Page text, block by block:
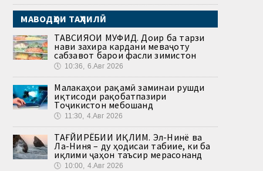
МАВОДҲОИ ТАҲЛИЛӢ
ТАВСИЯҲОИ МУФИД. Доир ба тарзи
нави захира кардани меваҷоту
сабзавот барои фасли зимистон
🕔 10:36, 6.Авг 2026
Малакаҳои рақамӣ заминаи рушди
иқтисоди рақобатпазири
Тоҷикистон мебошанд
🕔 11:30, 4.Авг 2026
ТАҒЙИРЁБИИ ИҚЛИМ. Эл-Нинё ва
Ла-Ниня – ду ҳодисаи табиие, ки ба
иқлими ҷаҳон таъсир мерасонанд
🕔 10:00, 4.Авг 2026